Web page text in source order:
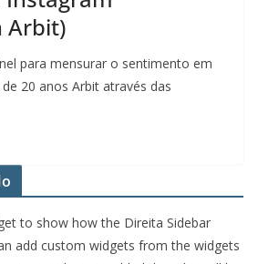
Arbit)
para mensurar o sentimento em
20 anos Arbit através das
to show how the Direita Sidebar
add custom widgets from the widgets